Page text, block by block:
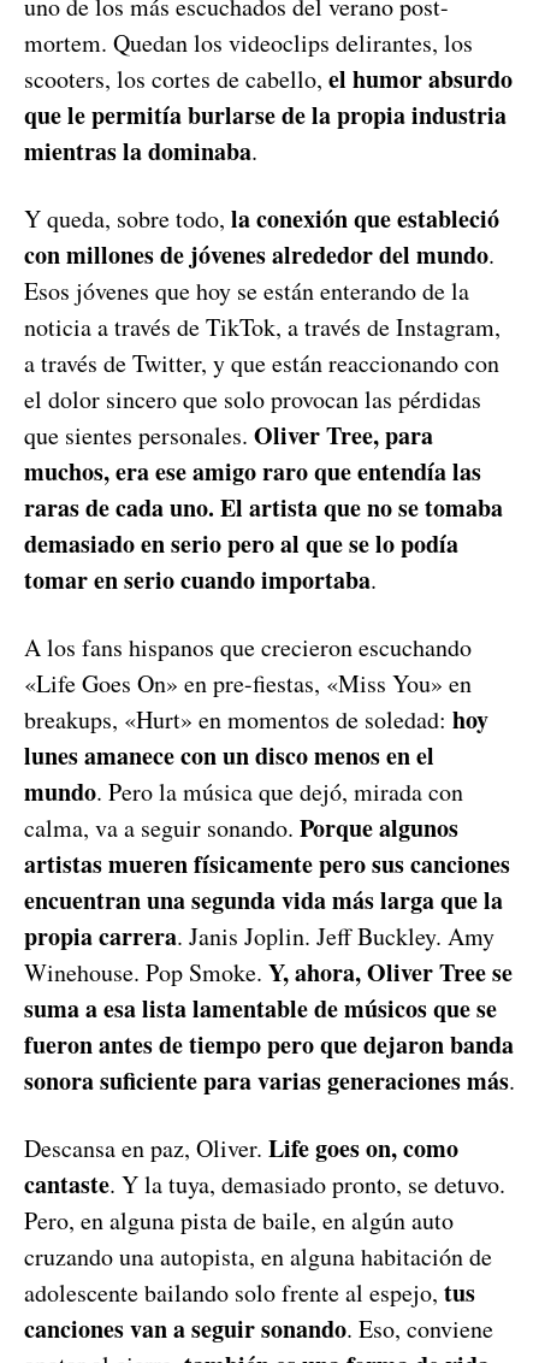
mortem. Quedan los videoclips delirantes, los
scooters, los cortes de cabello, el humor absurdo
que le permitía burlarse de la propia industria
mientras la dominaba.
Y queda, sobre todo, la conexión que estableció
con millones de jóvenes alrededor del mundo.
Esos jóvenes que hoy se están enterando de la
noticia a través de TikTok, a través de Instagram,
a través de Twitter, y que están reaccionando con
el dolor sincero que solo provocan las pérdidas
que sientes personales. Oliver Tree, para
muchos, era ese amigo raro que entendía las
raras de cada uno. El artista que no se tomaba
demasiado en serio pero al que se lo podía
tomar en serio cuando importaba.
A los fans hispanos que crecieron escuchando
«Life Goes On» en pre-fiestas, «Miss You» en
breakups, «Hurt» en momentos de soledad: hoy
lunes amanece con un disco menos en el
mundo. Pero la música que dejó, mirada con
calma, va a seguir sonando. Porque algunos
artistas mueren físicamente pero sus canciones
encuentran una segunda vida más larga que la
propia carrera. Janis Joplin. Jeff Buckley. Amy
Winehouse. Pop Smoke. Y, ahora, Oliver Tree se
suma a esa lista lamentable de músicos que se
fueron antes de tiempo pero que dejaron banda
sonora suficiente para varias generaciones más.
Descansa en paz, Oliver. Life goes on, como
cantaste. Y la tuya, demasiado pronto, se detuvo.
Pero, en alguna pista de baile, en algún auto
cruzando una autopista, en alguna habitación de
adolescente bailando solo frente al espejo, tus
canciones van a seguir sonando. Eso, conviene